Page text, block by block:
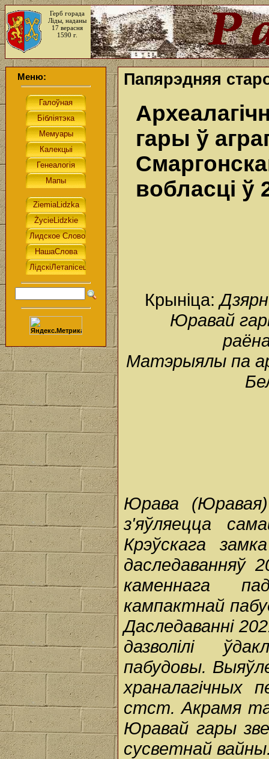
Герб горада
Ліды, наданы
17 верасня
1590 г.
Меню: Папярэдняя
гары ў
вобласці ў
Крыніца:
Юравай
Матэрыялы па
Юрава
з'яўляецца
Крэўскага
даследаванняў
каменнага
кампактнай
Даследаванні
дазволілі
пабудовы.
храналагічных
стст. Акрамя
Юравай гары
сусветнай